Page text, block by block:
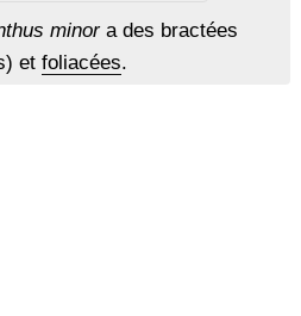
minora des bractées
et foliacées.